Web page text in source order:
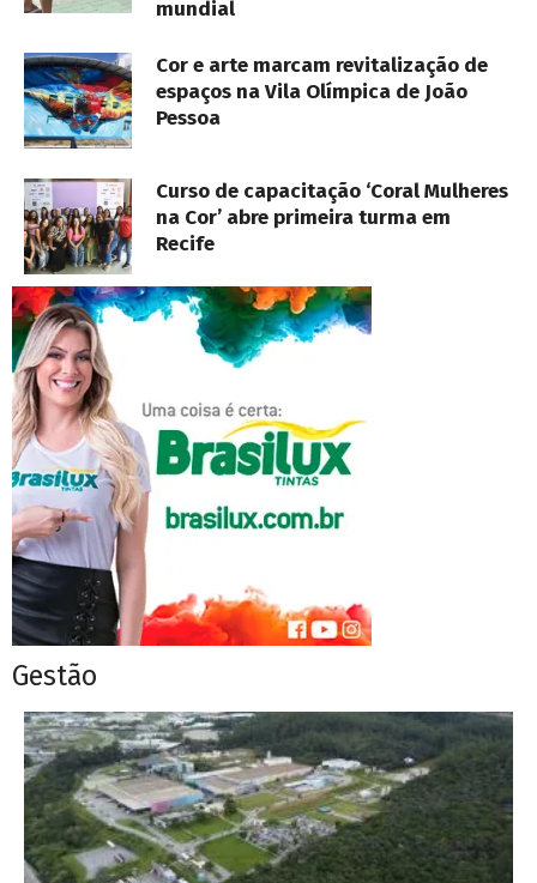
mundial
Cor e arte marcam revitalização de
espaços na Vila Olímpica de João
Pessoa
Curso de capacitação ‘Coral Mulheres
na Cor’ abre primeira turma em
Recife
Gestão